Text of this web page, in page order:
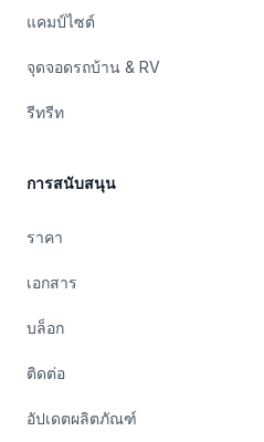
แคมป์ไซต์
จุดจอดรถบ้าน & RV
รีทรีท
การสนับสนุน
ราคา
เอกสาร
บล็อก
ติดต่อ
อัปเดตผลิตภัณฑ์